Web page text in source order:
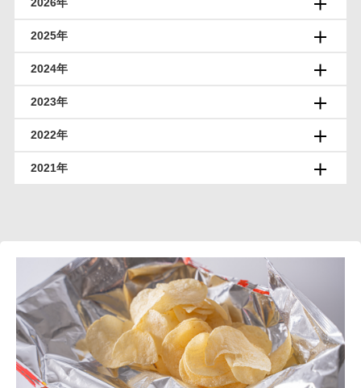
2025年
2024年
2023年
2022年
2021年